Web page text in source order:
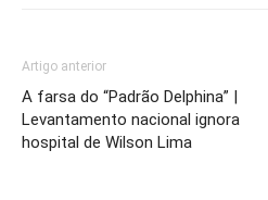
Artigo anterior
A farsa do “Padrão Delphina” |
Levantamento nacional ignora
hospital de Wilson Lima